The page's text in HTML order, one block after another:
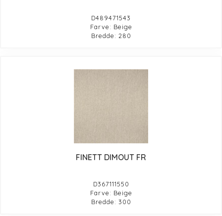
D489471543
Farve: Beige
Bredde: 280
FINETT DIMOUT FR
D367111550
Farve: Beige
Bredde: 300